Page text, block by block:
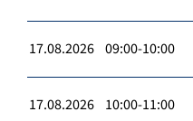
17.08.2026 09:00-10:00
17.08.2026 10:00-11:00